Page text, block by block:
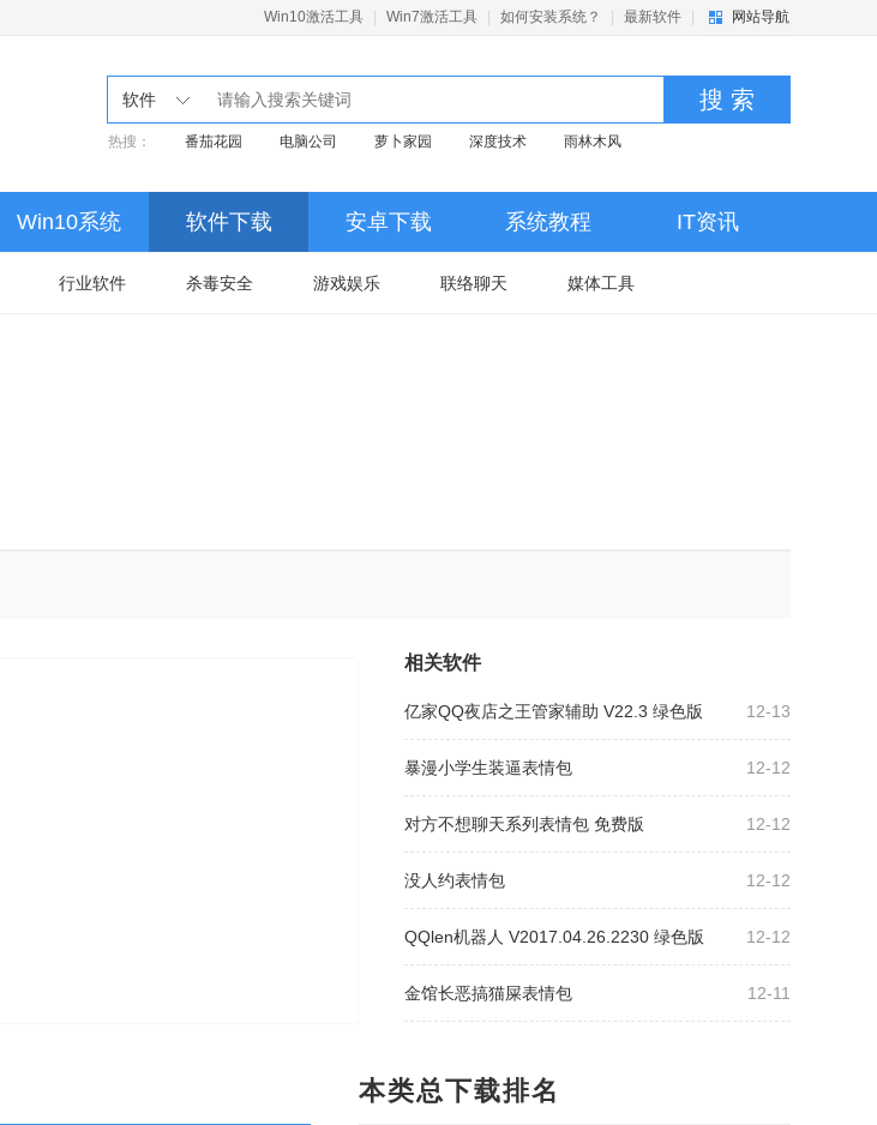
Win10激活工具 Win7激活工具 如何安装系统？ 最新软件 网站导航
软件 搜 索
热搜： 番茄花园 电脑公司 萝卜家园 深度技术 雨林木风
Win10系统 软件下载 安卓下载 系统教程 IT资讯
行业软件 杀毒安全 游戏娱乐 联络聊天 媒体工具
相关软件
12-13
亿家QQ夜店之王管家辅助 V22.3 绿色版
12-12
暴漫小学生装逼表情包
12-12
对方不想聊天系列表情包 免费版
12-12
没人约表情包
12-12
QQlen机器人 V2017.04.26.2230 绿色版
12-11
金馆长恶搞猫屎表情包
本类总下载排名